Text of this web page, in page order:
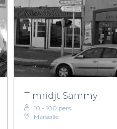
Timridjt Sammy
10 - 100 pers.
Marseille